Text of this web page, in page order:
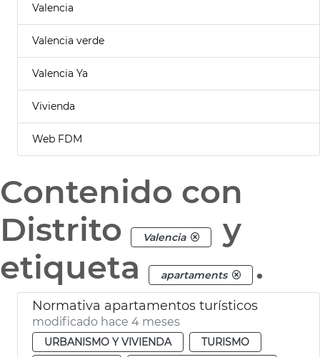
Valencia
Valencia verde
Valencia Ya
Vivienda
Web FDM
Contenido con
Distrito
Valencia
y
etiqueta
apartaments .
Normativa apartamentos turísticos
modificado hace 4 meses
URBANISMO Y VIVIENDA
TURISMO